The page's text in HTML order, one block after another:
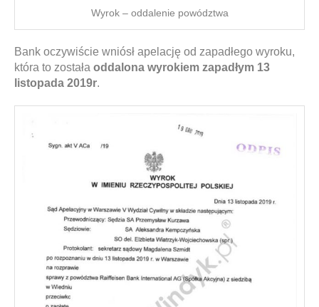
Wyrok – oddalenie powództwa
Bank oczywiście wniósł apelację od zapadłego wyroku,
która to została oddalona wyrokiem zapadłym 13
listopada 2019r.